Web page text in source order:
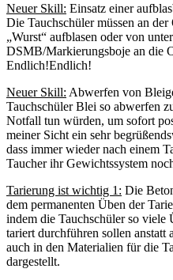
Neuer Skill: Einsatz einer
Die Tauchschüler müssen an
„Wurst“ aufblasen oder von
DSMB/Markierungsboje an die
Endlich!Endlich!
Neuer Skill: Abwerfen von
Tauchschüler Blei so abwerfen
Notfall tun würden, um sofort
meiner Sicht ein sehr
dass immer wieder nach einem
Taucher ihr Gewichtssystem
Tarierung ist wichtig 1: Die
dem permanenten Üben der
indem die Tauchschüler so
tariert durchführen sollen
auch in den Materialien für die
dargestellt.